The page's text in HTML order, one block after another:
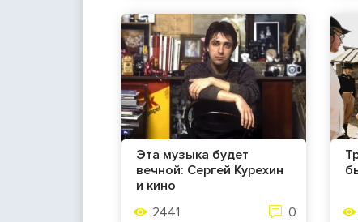
Эта музыка будет
вечной: Сергей Курехин
и кино
2441
0